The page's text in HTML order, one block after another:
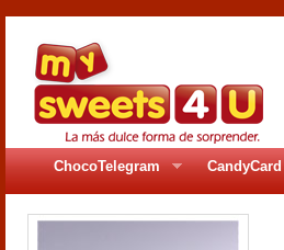
ChocoTelegram CandyCard